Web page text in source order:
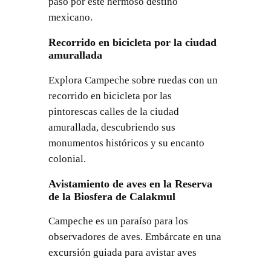
mexicano.
Recorrido en bicicleta por la ciudad
amurallada
Explora Campeche sobre ruedas con un
recorrido en bicicleta por las
pintorescas calles de la ciudad
amurallada, descubriendo sus
monumentos históricos y su encanto
colonial.
Avistamiento de aves en la Reserva
de la Biosfera de Calakmul
Campeche es un paraíso para los
observadores de aves. Embárcate en una
excursión guiada para avistar aves